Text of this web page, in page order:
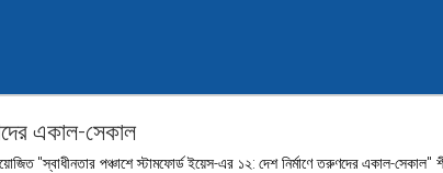
একাল-সেকাল
"স্বাধীনতার পঞ্চাশে স্টামফোর্ড ইয়েস-এর ১২: দেশ নির্মাণে তরুণদের একাল-সেকাল"